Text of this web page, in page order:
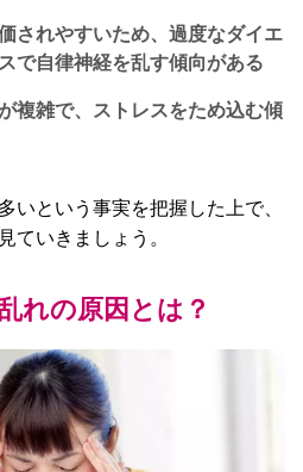
されやすいため、過度なダイエ
で自律神経を乱す傾向がある
複雑で、ストレスをため込む傾
いという事実を把握した上で、
ていきましょう。
れの原因とは？